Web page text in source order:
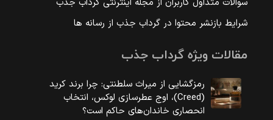
شرایط بازنشر محتوا در گرداب جذب از رسانه ها
مقالات ویژه گرداب جذب
رمزگشایی از میراث سلطنتی: چرا برند کرید
(Creed)، اوج عطرسازی لوکس، انتخاب
انحصاری خاندان‌های حاکم است؟